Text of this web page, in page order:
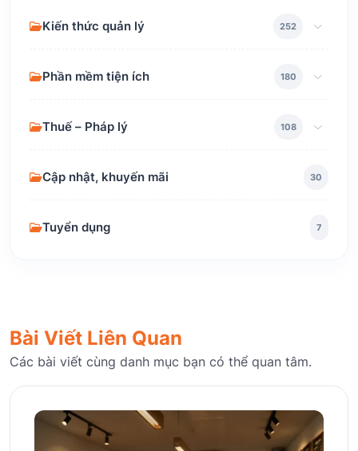
Kiến thức quản lý 252
Phần mềm tiện ích 180
Thuế – Pháp lý 108
Cập nhật, khuyến mãi 30
Tuyển dụng 7
Bài Viết Liên Quan
Các bài viết cùng danh mục bạn có thể quan tâm.